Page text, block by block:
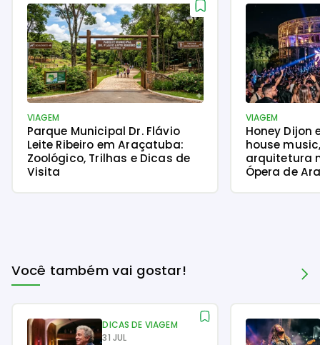
VIAGEM
Parque Municipal Dr. Flávio
Leite Ribeiro em Araçatuba:
Zoológico, Trilhas e Dicas de
Visita
VIAGEM
Honey Dijon
house
arquitetura
Ópera de
Você também vai gostar!
DICAS DE VIAGEM
31 JUL